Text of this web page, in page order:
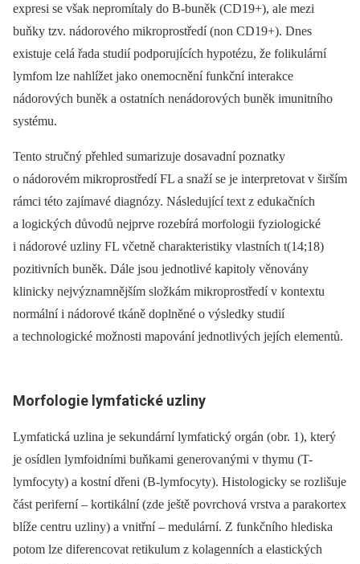
expresi se však nepromítaly do B-buněk (CD19+), ale mezi
buňky tzv. nádorového mikroprostředí (non CD19+). Dnes
existuje celá řada studií podporujících hypotézu, že folikulární
lymfom lze nahlížet jako onemocnění funkční interakce
nádorových buněk a ostatních nenádorových buněk imunitního
systému.
Tento stručný přehled sumarizuje dosavadní poznatky
o nádorovém mikroprostředí FL a snaží se je interpretovat v širším
rámci této zajímavé diagnózy. Následující text z edukačních
a logických důvodů nejprve rozebírá morfologii fyziologické
i nádorové uzliny FL včetně charakteristiky vlastních t(14;18)
pozitivních buněk. Dále jsou jednotlivé kapitoly věnovány
klinicky nejvýznamnějším složkám mikroprostředí v kontextu
normální i nádorové tkáně doplněné o výsledky studií
a technologické možnosti mapování jednotlivých jejích elementů.
Morfologie lymfatické uzliny
Lymfatická uzlina je sekundární lymfatický orgán (obr. 1), který
je osídlen lymfoidními buňkami generovanými v thymu (T-
lymfocyty) a kostní dřeni (B-lymfocyty). Histologicky se rozlišuje
část periferní –⁠ kortikální (zde ještě povrchová vrstva a parakortex
blíže centru uzliny) a vnitřní –⁠ medulární. Z funkčního hlediska
potom lze diferencovat retikulum z kolagenních a elastických